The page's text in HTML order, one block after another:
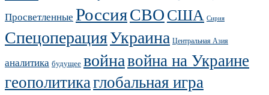
Просветленные РоссияСВОСША Сирия
СпецоперацияУкраина Центральная Азия
аналитика будущее войнавойна на Украине
геополитикаглобальная игра